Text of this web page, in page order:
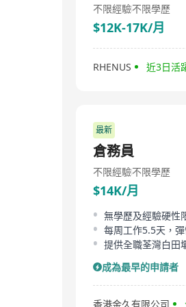
不限經驗不限學歷
$12K-17K/月
RHENUS 近3日活
最新
倉務員
不限經驗不限學歷
$14K/月
無學歷及經驗硬性
每周工作5.5天，
提供全職荃灣白田
成為最早的申請者
香港金久有限公司